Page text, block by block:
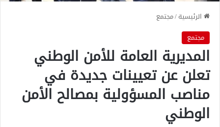
الرئيسية/مجتمع
مجتمع
المديرية العامة للأمن الوطني
تعلن عن تعيينات جديدة في
مناصب المسؤولية بمصالح الأمن
الوطني